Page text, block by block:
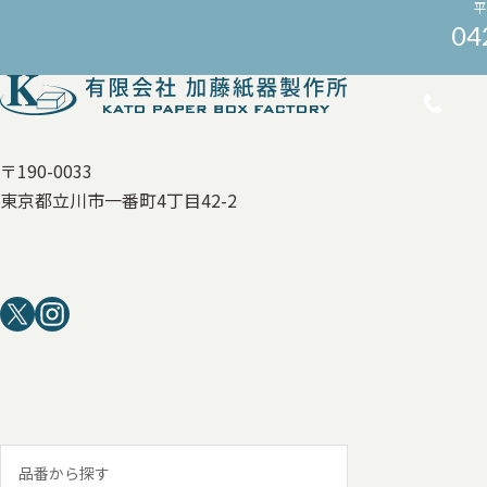
〒190-0033
東京都立川市一番町4丁目42-2